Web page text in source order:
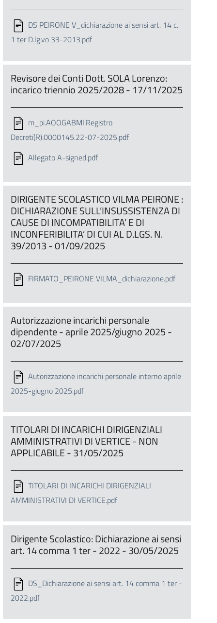
DS PEIRONE V_dichiarazione ai sensi art. 14 c.
1 ter D.lg.vo 33-2013.pdf
Revisore dei Conti Dott. SOLA Lorenzo:
incarico triennio 2025/2028 - 17/11/2025
m_pi.AOOGABMI.Registro
Decreti(R).0000145.22-07-2025.pdf
Allegato A-signed.pdf
DIRIGENTE SCOLASTICO VILMA PEIRONE :
DICHIARAZIONE SULL’INSUSSISTENZA DI
CAUSE DI INCOMPATIBILITA’ E DI
INCONFERIBILITA’ DI CUI AL D.LGS. N.
39/2013 - 01/09/2025
FIRMATO_PEIRONE VILMA_dichiarazione.pdf
Autorizzazione incarichi personale
dipendente - aprile 2025/giugno 2025 -
02/07/2025
Autorizzazione incarichi personale interno aprile
2025-giugno 2025.pdf
TITOLARI DI INCARICHI DIRIGENZIALI
AMMINISTRATIVI DI VERTICE - NON
APPLICABILE - 31/05/2025
TITOLARI DI INCARICHI DIRIGENZIALI
AMMINISTRATIVI DI VERTICE.pdf
Dirigente Scolastico: Dichiarazione ai sensi
art. 14 comma 1 ter - 2022 - 30/05/2025
DS_Dichiarazione ai sensi art. 14 comma 1 ter -
2022.pdf